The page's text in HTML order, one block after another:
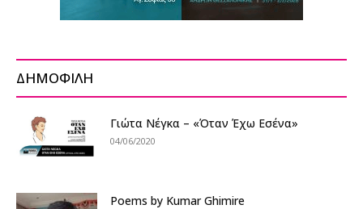
ΔΗΜΟΦΙΛΗ
Γιώτα Νέγκα – «Όταν Έχω Εσένα»
04/06/2020
Poems by Kumar Ghimire